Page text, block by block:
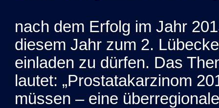
nach dem Erfolg im Jahr
diesem Jahr zum 2.
einladen zu dürfen. Das
lautet: „Prostatakarzinom
müssen – eine